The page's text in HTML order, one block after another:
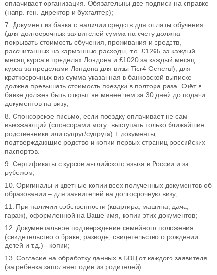
оплачивает организация. Обязательны две подписи на справке
(напр. ген. директор и бухгалтер);
7. Документ из банка о наличии средств для оплаты обучения
(для долгосрочных заявителей сумма на счету должна
покрывать стоимость обучения, проживания и средств,
рассчитанных на карманные расходы, т.е. £1265 за каждый
месяц курса в пределах Лондона и £1020 за каждый месяц
курса за пределами Лондона для визы Tier4 General), для
краткосрочных виз сумма указанная в банковской выписке
должна превышать стоимость поездки в полтора раза. Счёт в
банке должен быть открыт не менее чем за 30 дней до подачи
документов на визу;
8. Спонсорское письмо, если поездку оплачивает не сам
выезжающий (спонсорами могут выступать только ближайшие
родственники или супруг/супруга) + документы,
подтверждающие родство и копии первых страниц российских
паспортов.
9. Сертификаты с курсов английского языка в России и за
рубежом;
10. Оригиналы и цветные копии всех полученных документов об
образовании – для заявителей на долгосрочную визу;
11. При наличии собственности (квартира, машина, дача,
гараж), оформленной на Ваше имя, копии этих документов;
12. Документальное подтверждение семейного положения
(свидетельство о браке, разводе, свидетельство о рождении
детей и т.д.) - копии;
13. Согласие на обработку данных в БВЦ от каждого заявителя
(за ребенка заполняет один из родителей).